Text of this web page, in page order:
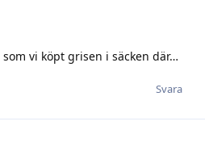
som vi köpt grisen i säcken där…
Svara